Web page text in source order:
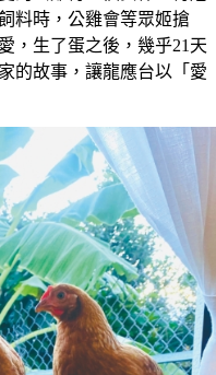
料時，公雞會等眾姬搶
，生了蛋之後，幾乎21天
的故事，讓龍應台以「愛